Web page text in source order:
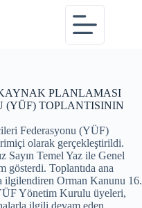
PLANLAMASI
(YÜF) TOPLANTISININ
Federasyonu (YÜF)
olarak gerçekleştirildi.
Sayın Temel Yaz ile Genel
gösterdi. Toplantıda ana
ilgilendiren Orman Kanunu 16.
Yönetim Kurulu üyeleri,